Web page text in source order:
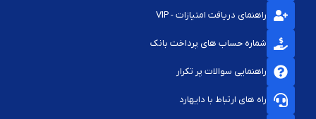
دانلود جداگانه است.
پشتیبانی فنی:
در صورت بروز هرگونه ایراد، تیم پشتیبانی آماده پاسخگویی
است.
چه نوع بازی‌هایی نصب می‌شوند؟
بازی‌های ورزشی (FIFA، PES)
راهنمای دریافت امتیازات - VIP
شماره حساب های پرداخت بانک
راهنمایی سوالات پر تکرار
راه های ارتباط با دایهارد